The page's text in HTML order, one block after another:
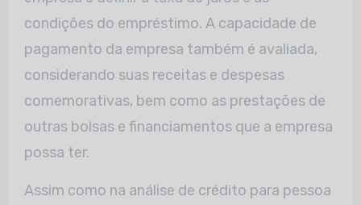
condições do empréstimo. A capacidade de
pagamento da empresa também é avaliada,
considerando suas receitas e despesas
comemorativas, bem como as prestações de
outras bolsas e financiamentos que a empresa
possa ter.
Assim como na análise de crédito para pessoa